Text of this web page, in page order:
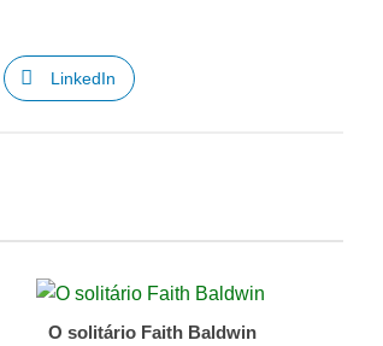
LinkedIn
O solitário Faith Baldwin